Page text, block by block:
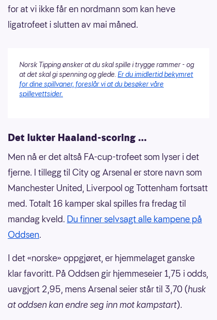
for at vi ikke får en nordmann som kan heve
ligatrofeet i slutten av mai måned.
Norsk Tipping ønsker at du skal spille i trygge rammer - og
at det skal gi spenning og glede. Er du imidlertid bekymret
for dine spillvaner, foreslår vi at du besøker våre
spillevettsider.
Det lukter Haaland-scoring ...
Men nå er det altså FA-cup-trofeet som lyser i det
fjerne. I tillegg til City og Arsenal er store navn som
Manchester United, Liverpool og Tottenham fortsatt
med. Totalt 16 kamper skal spilles fra fredag til
mandag kveld. Du finner selvsagt alle kampene på
Oddsen.
I det «norske» oppgjøret, er hjemmelaget ganske
klar favoritt. På Oddsen gir hjemmeseier 1,75 i odds,
uavgjort 2,95, mens Arsenal seier står til 3,70 (husk
at oddsen kan endre seg inn mot kampstart).